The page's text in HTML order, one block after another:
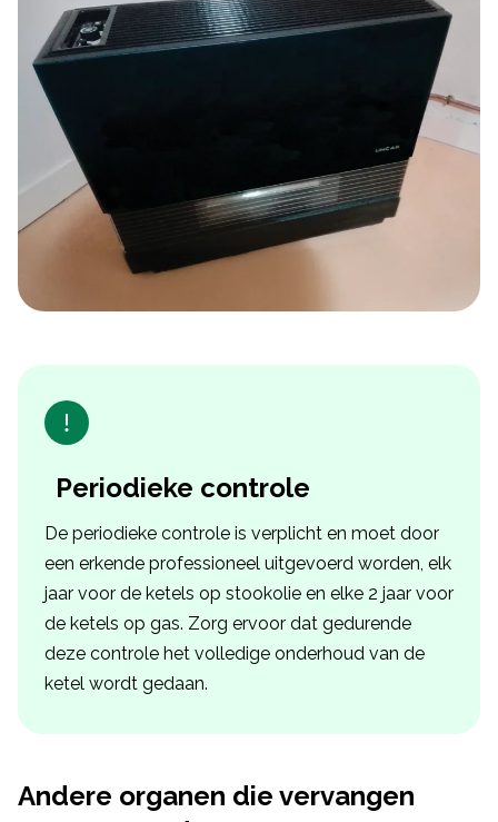
Periodieke controle
De periodieke controle is verplicht en moet door
een erkende professioneel uitgevoerd worden, elk
jaar voor de ketels op stookolie en elke 2 jaar voor
de ketels op gas. Zorg ervoor dat gedurende
deze controle het volledige onderhoud van de
ketel wordt gedaan.
Andere organen die vervangen